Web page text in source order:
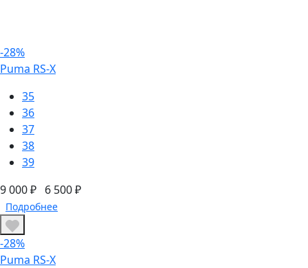
-28%
Puma RS-X
35
36
37
38
39
9 000 ₽ 6 500 ₽
Подробнее
-28%
Puma RS-X